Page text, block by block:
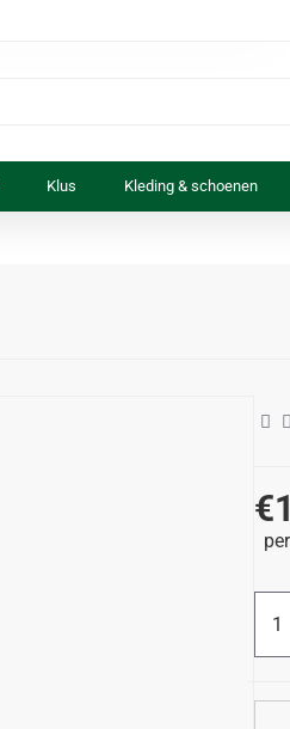
Klus Kleding & schoenen